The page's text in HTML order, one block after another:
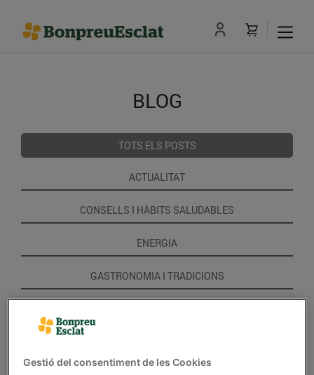
BLOG
TOTS ELS POSTS
ACTUALITAT
CONSELLS I HÀBITS SALUDABLES
ENERGIA
GASTRONOMIA I TRADICIONS
Gestió del consentiment de les Cookies